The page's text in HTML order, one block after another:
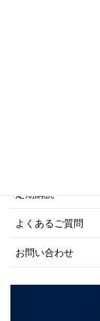
定期購読
よくあるご質問
お問い合わせ